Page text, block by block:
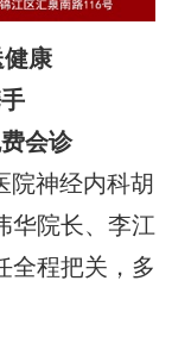
健康
会诊
院神经内科胡
华院长、李江
全程把关，多